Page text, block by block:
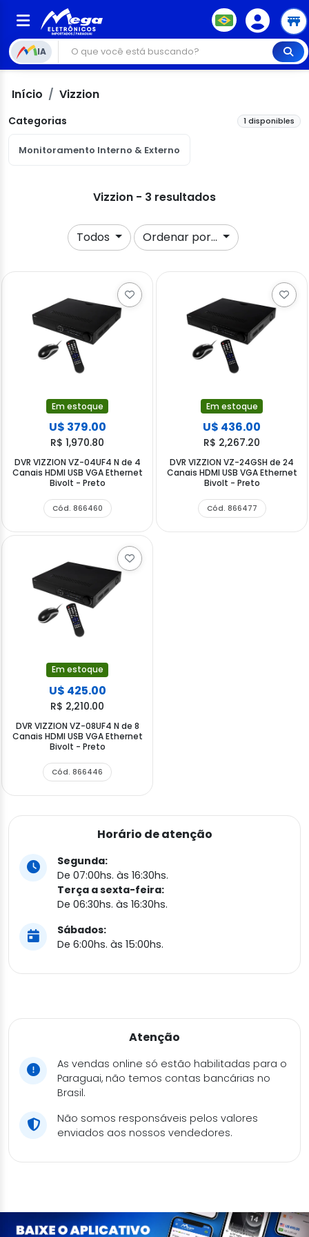
IA
Início Vizzion
Categorias 1 disponibles
Monitoramento Interno & Externo
Vizzion - 3 resultados
Todos Ordenar por...
Em estoque
U$ 379.00
R$ 1,970.80
DVR VIZZION VZ-04UF4 N de 4
Canais HDMI USB VGA Ethernet
Bivolt - Preto
Cód. 866460
Em estoque
U$ 436.00
R$ 2,267.20
DVR VIZZION VZ-24GSH de 24
Canais HDMI USB VGA Ethernet
Bivolt - Preto
Cód. 866477
Em estoque
U$ 425.00
R$ 2,210.00
DVR VIZZION VZ-08UF4 N de 8
Canais HDMI USB VGA Ethernet
Bivolt - Preto
Cód. 866446
Horário de atenção
Segunda:
De 07:00hs. às 16:30hs.
Terça a sexta-feira:
De 06:30hs. às 16:30hs.
Sábados:
De 6:00hs. às 15:00hs.
Atenção
As vendas online só estão habilitadas para o
Paraguai, não temos contas bancárias no
Brasil.
Não somos responsáveis pelos valores
enviados aos nossos vendedores.